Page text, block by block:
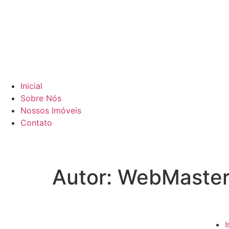
Inicial
Sobre Nós
Nossos Imóveis
Contato
Autor: